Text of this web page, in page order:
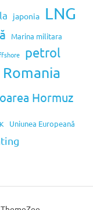
japonia LNG
Marina militara
petrol
Romania
Hormuz
Uniunea Europeană